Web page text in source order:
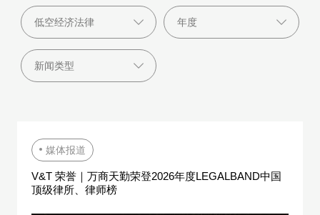
媒体报道
V&T 荣誉｜万商天勤荣登2026年度LEGALBAND中国
顶级律所、律师榜